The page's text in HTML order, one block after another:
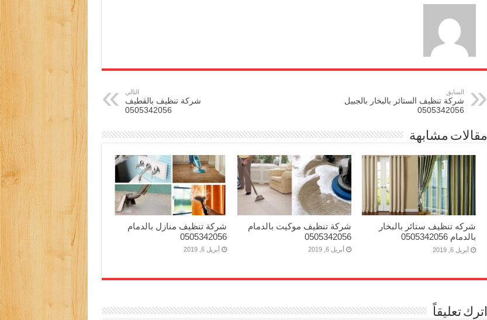
السابق
شركة تنظيف الستائر بالبخار بالجبيل
0505342056
التالي
شركة تنظيف بالقطيف
0505342056
مقالات مشابهة
شركه تنظيف ستائر بالبخار
بالدمام 0505342056
أبريل 6, 2019
شركة تنظيف موكيت بالدمام
0505342056
أبريل 6, 2019
شركة تنظيف منازل بالدمام
0505342056
أبريل 6, 2019
اترك تعليقاً